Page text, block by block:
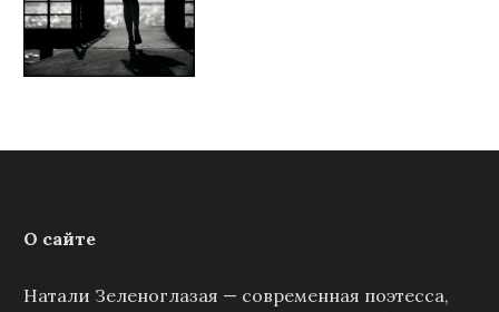
О сайте
Натали Зеленоглазая — современная поэтесса,